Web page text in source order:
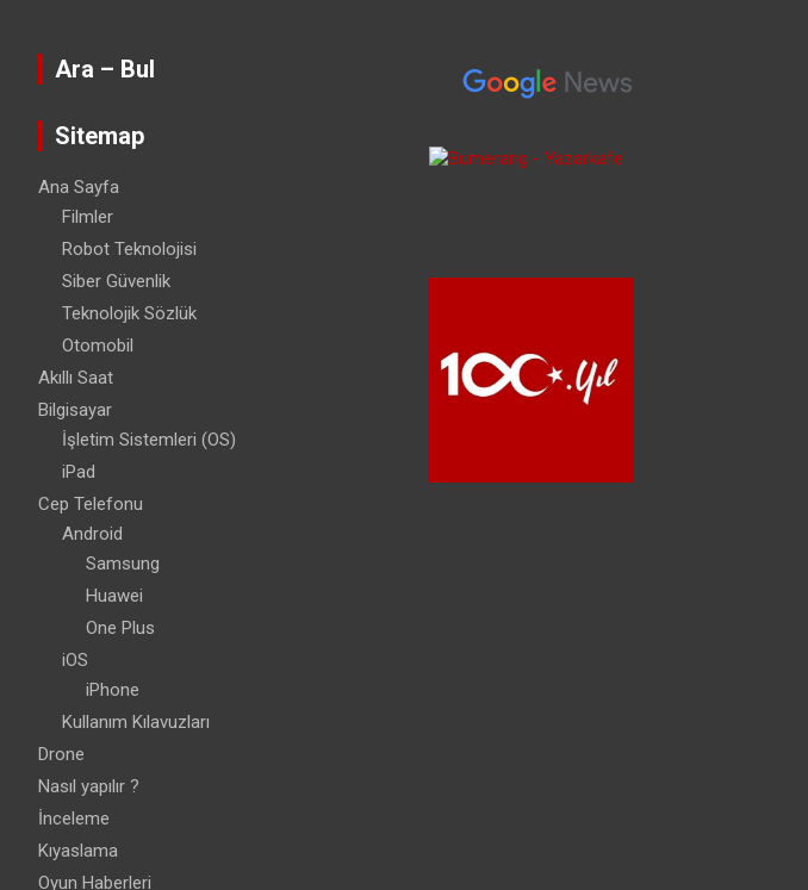
Ara – Bul
Sitemap
Ana Sayfa
Filmler
Robot Teknolojisi
Siber Güvenlik
Teknolojik Sözlük
Otomobil
Akıllı Saat
Bilgisayar
İşletim Sistemleri (OS)
iPad
Cep Telefonu
Android
Samsung
Huawei
One Plus
iOS
iPhone
Kullanım Kılavuzları
Drone
Nasıl yapılır ?
İnceleme
Kıyaslama
Oyun Haberleri